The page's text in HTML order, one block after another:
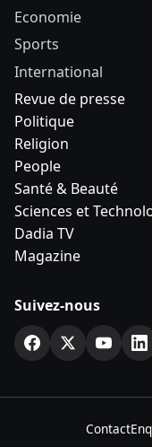
Economie
Sports
International
Revue de presse
Politique
Religion
People
Santé & Beauté
Sciences et
Dadia TV
Magazine
Suivez-nous
Contact